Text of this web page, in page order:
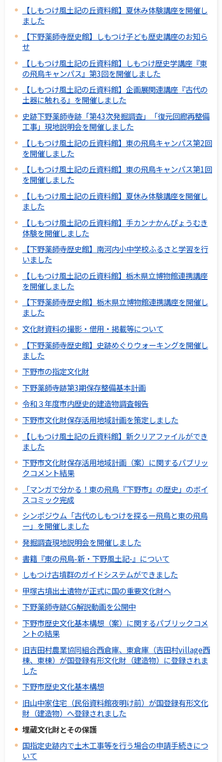
【しもつけ風土記の丘資料館】夏休み体験講座を開催し
ました
【下野薬師寺歴史館】しもつけ子ども歴史講座のお知ら
せ
【しもつけ風土記の丘資料館】しもつけ歴史学講座『東
の飛鳥キャンパス』第3回を開催しました
【しもつけ風土記の丘資料館】企画展関連講座『古代の
土器に触れる』を開催しました
史跡下野薬師寺跡「第43次発掘調査」「復元回廊再整備
工事」現地説明会を開催しました
【しもつけ風土記の丘資料館】東の飛鳥キャンパス第2回
を開催しました
【しもつけ風土記の丘資料館】東の飛鳥キャンパス第1回
を開催しました
【しもつけ風土記の丘資料館】夏休み体験講座を開催し
ました
【しもつけ風土記の丘資料館】手カンナかんぴょうむき
体験を開催しました
【下野薬師寺歴史館】南河内小中学校ふるさと学習を行
いました
【しもつけ風土記の丘資料館】栃木県立博物館連携講座
を開催しました
【下野薬師寺歴史館】栃木県立博物館連携講座を開催し
ました
文化財資料の撮影・借用・掲載等について
【下野薬師寺歴史館】史跡めぐりウォーキングを開催し
ました
下野市の指定文化財
下野薬師寺跡第3期保存整備基本計画
令和３年度市内歴史的建造物調査報告
下野市文化財保存活用地域計画を策定しました
【しもつけ風土記の丘資料館】新クリアファイルができ
ました
下野市文化財保存活用地域計画（案）に関するパブリッ
クコメント結果
「マンガで分かる！東の飛鳥『下野市』の歴史」のボイ
スコミック完成
シンポジウム「古代のしもつけを探るー飛鳥と東の飛鳥
ー」を開催しました
発掘調査現地説明会を開催しました
書籍『東の飛鳥-新・下野風土記-』について
しもつけ古墳群のガイドシステムができました
甲塚古墳出土遺物が正式に国の重要文化財へ
下野薬師寺跡CG解説動画を公開中
下野市歴史文化基本構想（案）に関するパブリックコメ
ントの結果
旧吉田村農業協同組合西倉庫、東倉庫（吉田村village西
棟、東棟）が国登録有形文化財（建造物）に登録されま
した
下野市歴史文化基本構想
旧山中家住宅（民俗資料館夜明け前）が国登録有形文化
財（建造物）へ登録されました
埋蔵文化財とその保護
国指定史跡内で土木工事等を行う場合の申請手続きにつ
いて